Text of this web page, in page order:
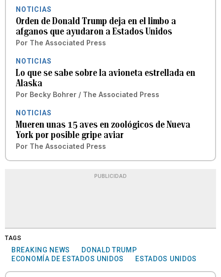
NOTICIAS
Orden de Donald Trump deja en el limbo a
afganos que ayudaron a Estados Unidos
Por The Associated Press
NOTICIAS
Lo que se sabe sobre la avioneta estrellada en
Alaska
Por Becky Bohrer / The Associated Press
NOTICIAS
Mueren unas 15 aves en zoológicos de Nueva
York por posible gripe aviar
Por The Associated Press
PUBLICIDAD
TAGS
BREAKING NEWS
DONALD TRUMP
ECONOMÍA DE ESTADOS UNIDOS
ESTADOS UNIDOS